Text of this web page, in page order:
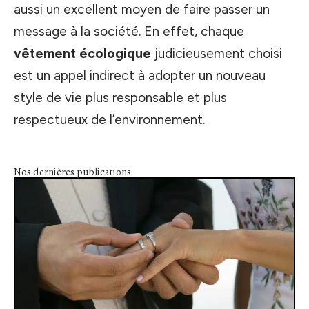
aussi un excellent moyen de faire passer un
message à la société. En effet, chaque
vêtement écologique judicieusement choisi
est un appel indirect à adopter un nouveau
style de vie plus responsable et plus
respectueux de l’environnement.
Nos dernières publications